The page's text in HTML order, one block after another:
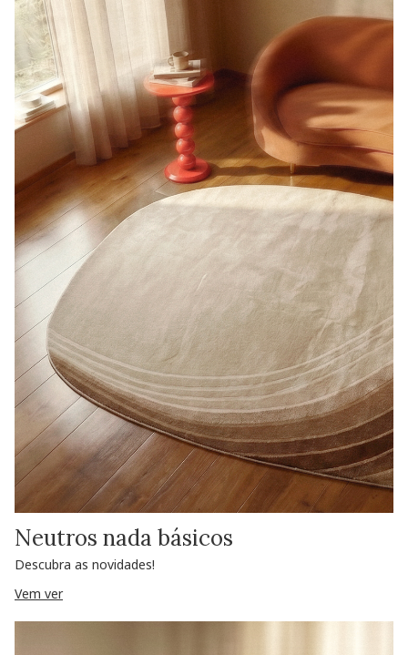
Neutros nada básicos
Descubra as novidades!
Vem ver